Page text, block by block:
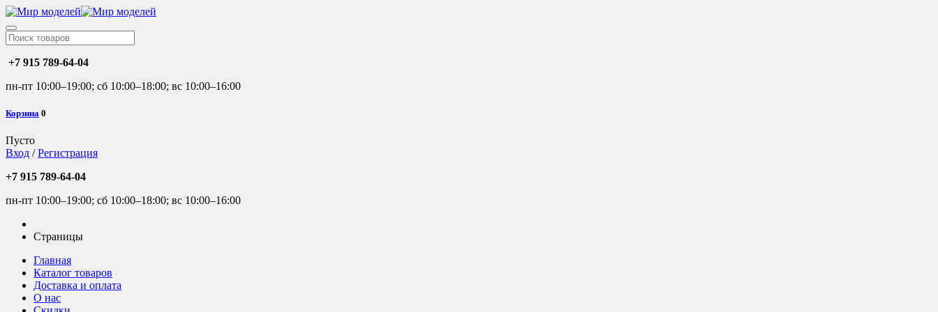
+7 915 789-64-04
пн-пт 10:00–19:00; сб 10:00–18:00; вс 10:00–16:00
Корзина 0
Пусто
Вход /Регистрация
+7 915 789-64-04
пн-пт 10:00–19:00; сб 10:00–18:00; вс 10:00–16:00
Страницы
Главная
Каталог товаров
Доставка и оплата
О нас